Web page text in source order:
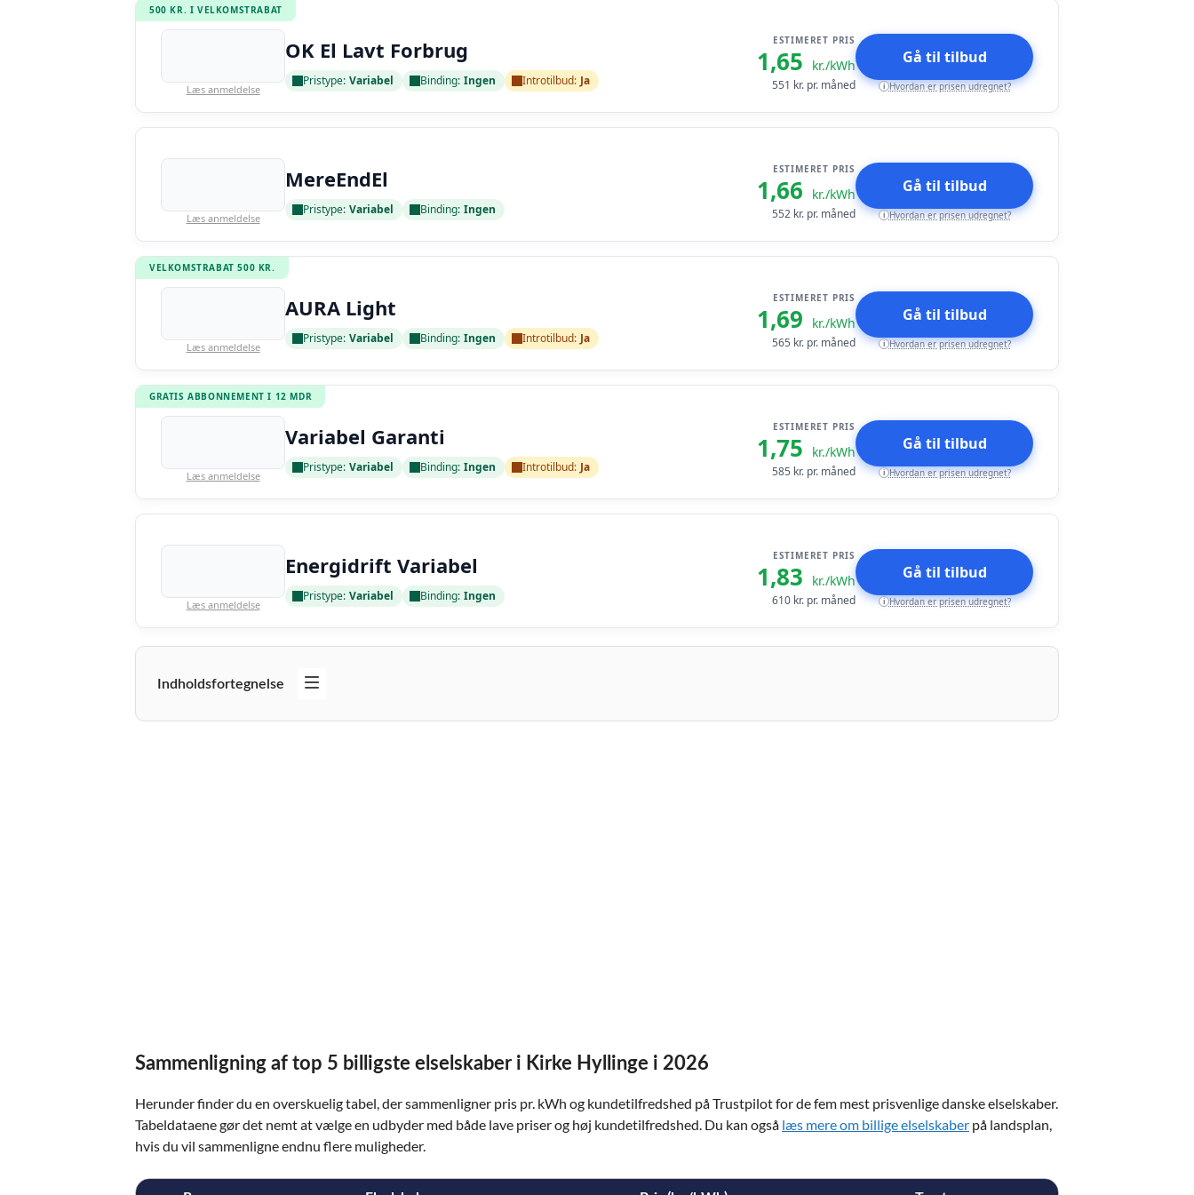
500 KR. I VELKOMSTRABAT
Læs anmeldelse
OK El Lavt Forbrug
Pristype: Variabel Binding: Ingen Introtilbud: Ja
ESTIMERET PRIS
1,65 kr./kWh
551 kr. pr. måned
Gå til tilbud
i Hvordan er prisen udregnet?
Læs anmeldelse
MereEndEl
Pristype: Variabel Binding: Ingen
ESTIMERET PRIS
1,66 kr./kWh
552 kr. pr. måned
Gå til tilbud
i Hvordan er prisen udregnet?
VELKOMSTRABAT 500 KR.
Læs anmeldelse
AURA Light
Pristype: Variabel Binding: Ingen Introtilbud: Ja
ESTIMERET PRIS
1,69 kr./kWh
565 kr. pr. måned
Gå til tilbud
i Hvordan er prisen udregnet?
GRATIS ABBONNEMENT I 12 MDR
Læs anmeldelse
Variabel Garanti
Pristype: Variabel Binding: Ingen Introtilbud: Ja
ESTIMERET PRIS
1,75 kr./kWh
585 kr. pr. måned
Gå til tilbud
i Hvordan er prisen udregnet?
Læs anmeldelse
Energidrift Variabel
Pristype: Variabel Binding: Ingen
ESTIMERET PRIS
1,83 kr./kWh
610 kr. pr. måned
Gå til tilbud
i Hvordan er prisen udregnet?
Indholdsfortegnelse
Sammenligning af top 5 billigste elselskaber i Kirke Hyllinge i 2026
Herunder finder du en overskuelig tabel, der sammenligner pris pr. kWh og kundetilfredshed på Trustpilot for de fem mest prisvenlige danske elselskaber.
Tabeldataene gør det nemt at vælge en udbyder med både lave priser og høj kundetilfredshed. Du kan også læs mere om billige elselskaber på landsplan,
hvis du vil sammenligne endnu flere muligheder.